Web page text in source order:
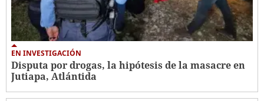
EN INVESTIGACIÓN
Disputa por drogas, la hipótesis de la masacre en
Jutiapa, Atlántida